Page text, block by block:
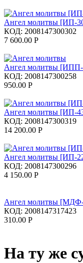
Ангел молитвы [ИП-
КОД: 2008147300302
7 600.00 Р
Ангел молитвы [ИПП-
КОД: 2008147300258
950.00 Р
Ангел молитвы [ИП-
КОД: 2008147300319
14 200.00 Р
Ангел молитвы [ИП-
КОД: 2008147300296
4 150.00 Р
Ангел молитвы
КОД: 2008147317423
310.00 Р
На ту же